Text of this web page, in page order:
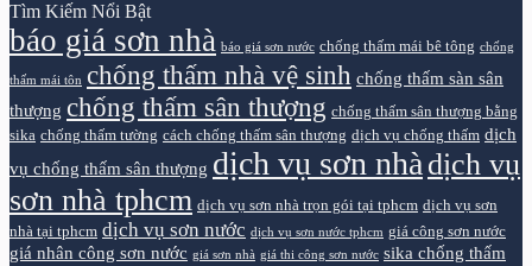
Tìm Kiếm Nổi Bật
báo giá sơn nhà báo giá sơn nước chống thấm mái bê tông chống
thấm mái tôn chống thấm nhà vệ sinh chống thấm sàn sân
thượng chống thấm sân thượng chống thấm sân thượng bằng
sika chống thấm tường cách chống thấm sân thượng dịch vụ chống thấm dịch
vụ chống thấm sân thượng dịch vụ sơn nhà dịch vụ
sơn nhà tphcm dịch vụ sơn nhà trọn gói tại tphcm dịch vụ sơn
nhà tại tphcm dịch vụ sơn nước dịch vụ sơn nước tphcm giá công sơn nước
giá nhân công sơn nước giá sơn nhà giá thi công sơn nước sika chống thấm